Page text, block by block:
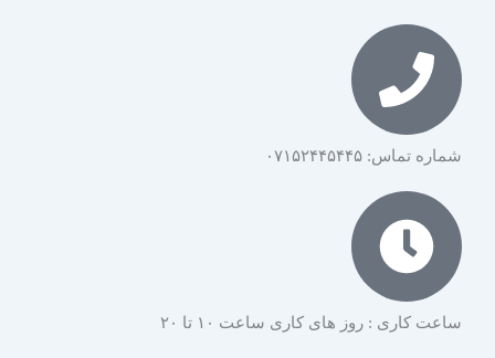
شماره تماس: ۰۷۱۵۲۴۴۵۴۴۵
ساعت کاری : روز های کاری ساعت ۱۰ تا ۲۰